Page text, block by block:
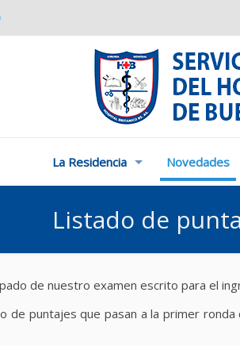
La Residencia Novedades
Listado de
de nuestro examen escrito para el
de puntajes que pasan a la primer